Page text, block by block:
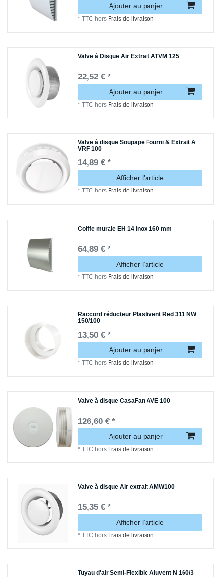
Ajouter au panjer
*TTC hors Frais de livraison
Valve à Disque Air Extrait ATVM 125
22,52 € *
Ajouter au panjer
*TTC hors Frais de livraison
Valve à disque Soupape Fourni & Extrait A
VRF 100
14,89 € *
Afficher l’article
*TTC hors Frais de livraison
Coiffe murale EH 14 Inox 160 mm
64,89 € *
Afficher l’article
*TTC hors Frais de livraison
Raccord réducteur Plastivent Red 311 NW
150/100
13,50 € *
Ajouter au panjer
*TTC hors Frais de livraison
Valve à disque CasaFan AVE 100
126,60 € *
Ajouter au panjer
*TTC hors Frais de livraison
Valve à disque Air extrait AMW100
15,35 € *
Afficher l’article
*TTC hors Frais de livraison
Tuyau d'air Semi-Flexible Aluvent N 160/3